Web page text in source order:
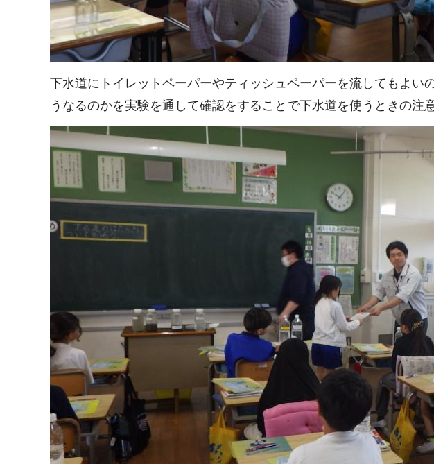
下水道にトイレットペーパーやティッシュペーパーを流してもよい
うなるのかを実験を通して確認をすることで下水道を使うときの注